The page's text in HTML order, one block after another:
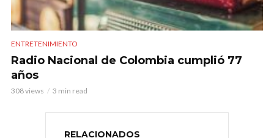
ENTRETENIMIENTO
Radio Nacional de Colombia cumplió 77
años
308 views 3 min read
RELACIONADOS